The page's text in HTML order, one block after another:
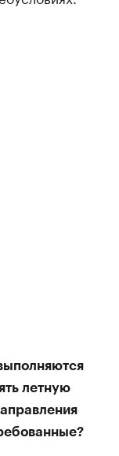
летную